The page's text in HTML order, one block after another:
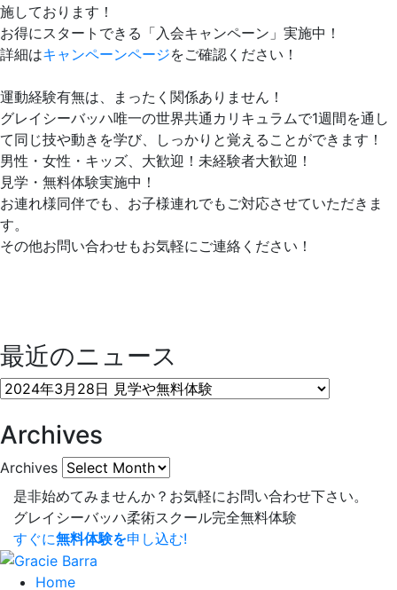
施しております！
お得にスタートできる「入会キャンペーン」実施中！
詳細はキャンペーンページをご確認ください！
運動経験有無は、まったく関係ありません！
グレイシーバッハ唯一の世界共通カリキュラムで1週間を通し
て同じ技や動きを学び、しっかりと覚えることができます！
男性・女性・キッズ、大歓迎！未経験者大歓迎！
見学・無料体験実施中！
お連れ様同伴でも、お子様連れでもご対応させていただきま
す。
その他お問い合わせもお気軽にご連絡ください！
最近のニュース
Archives
Archives
是非始めてみませんか？ お気軽にお問い合わせ下さい。
グレイシーバッハ柔術スクール完全無料体験
すぐに無料体験を申し込む!
Home